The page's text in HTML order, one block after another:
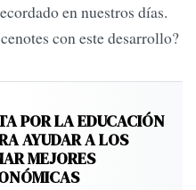
en nuestros días.
con este desarrollo?
POR LA EDUCACIÓN
AYUDAR A LOS
MEJORES